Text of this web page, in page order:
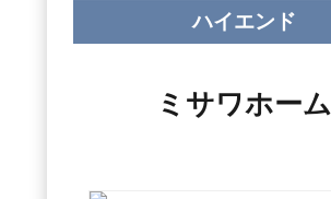
ハイエンド
ミサワホーム